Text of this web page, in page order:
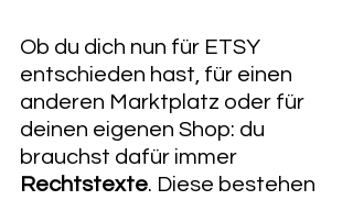
Ob du dich nun für ETSY
entschieden hast, für einen
anderen Marktplatz oder für
deinen eigenen Shop: du
brauchst dafür immer
Rechtstexte. Diese bestehen